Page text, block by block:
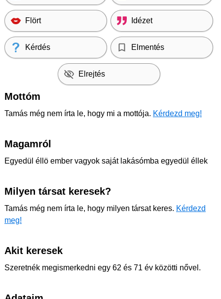
Flört Idézet
Kérdés Elmentés
Elrejtés
Mottóm
Tamás még nem írta le, hogy mi a mottója. Kérdezd meg!
Magamról
Egyedül éllö ember vagyok saját lakásómba egyedül éllek
Milyen társat keresek?
Tamás még nem írta le, hogy milyen társat keres. Kérdezd
meg!
Akit keresek
Szeretnék megismerkedni egy 62 és 71 év közötti nővel.